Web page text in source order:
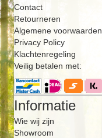
Contact
Retourneren
Algemene voorwaarden
Privacy Policy
Klachtenregeling
Veilig betalen met:
Informatie
Wie wij zijn
Showroom